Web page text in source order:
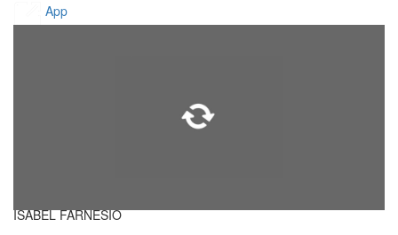
App
ISABEL FARNESIO